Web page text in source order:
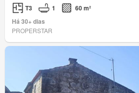
T3 1
60 m²
Há 30+ dias
PROPERSTAR